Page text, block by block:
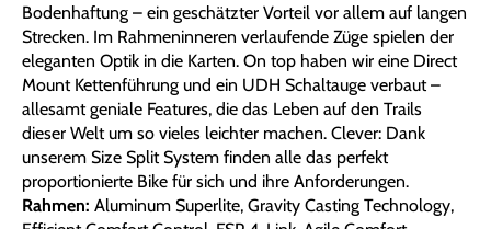
Bodenhaftung – ein geschätzter Vorteil vor allem auf langen
Strecken. Im Rahmeninneren verlaufende Züge spielen der
eleganten Optik in die Karten. On top haben wir eine Direct
Mount Kettenführung und ein UDH Schaltauge verbaut –
allesamt geniale Features, die das Leben auf den Trails
dieser Welt um so vieles leichter machen. Clever: Dank
unserem Size Split System finden alle das perfekt
proportionierte Bike für sich und ihre Anforderungen.
Rahmen: Aluminum Superlite, Gravity Casting Technology,